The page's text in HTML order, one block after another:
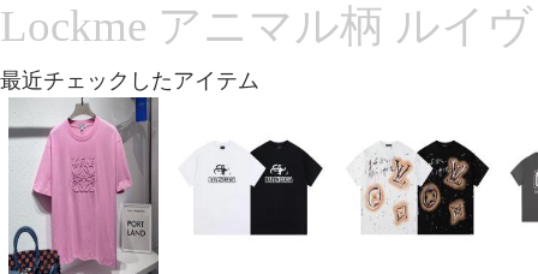
Lockme アニマル柄 ルイ
最近チェックしたアイテム